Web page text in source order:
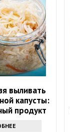
выливать
капусты:
продукт